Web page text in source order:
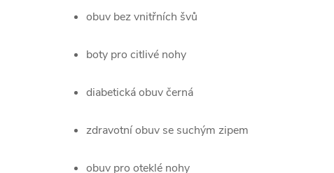
obuv bez vnitřních švů
boty pro citlivé nohy
diabetická obuv černá
zdravotní obuv se suchým zipem
obuv pro oteklé nohy